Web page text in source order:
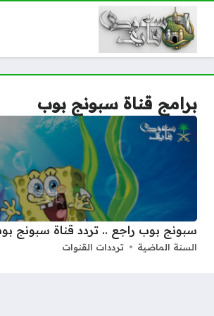
برامج قناة سبونج بوب
سبونج بوب راجع .. تردد قناة سبونج بوب
السنة الماضية ترددات القنوات